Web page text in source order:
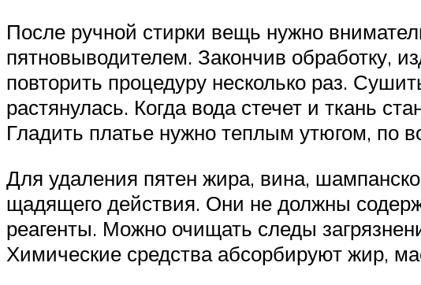
После ручной стирки вещь нужно
пятновыводителем. Закончив обработку,
повторить процедуру несколько раз.
растянулась. Когда вода стечет и ткань
Гладить платье нужно теплым утюгом, по
Для удаления пятен жира, вина,
щадящего действия. Они не должны
реагенты. Можно очищать следы
Химические средства абсорбируют жир,